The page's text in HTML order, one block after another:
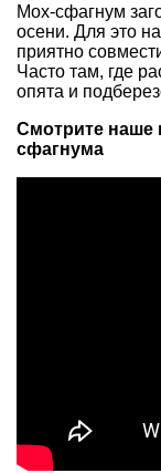
Мох-сфагнум
осени. Для это
приятно
Часто там, где
опята и
Смотрите наше
сфагнума